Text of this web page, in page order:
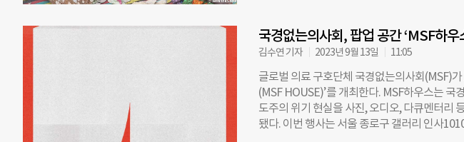
형두 국민의힘 의원, 강경숙 조국혁신당 의원,
국회·국제기구·시민사회·기업 함께 모였다 이
게이츠 재단·세계백신면역연합(GAVI)·유니
계식량계획(WFP)·전염병대비혁신연합
회·국제개발협력민간협의회(KCOC)·굿네이
런·월드비전·초록우산·컨선월드와이드한국
이 됐다. 이는 유엔이 수단에서 분쟁 피해 내역
수단에서 발생한 가장 기록적인 폭력이다. 아
고서의 숫자는 실제 수단 내 폭력의 극히 일부
되고 있다고 지적했다. 올 초 세이브더칠드런
단 아동 2명 중 1명은 전선에서 불과 5km 이내
고스란히 노출된다. 전체 2200만여명의 수단
적 지원이 필요하고, 1800만명은 학교에 못 간
국경없는의사회, 팝업 공간 ‘MSF하우
김수연 기자 2023년 9월 13일 11:05
글로벌 의료 구호단체 국경없는의사회(MSF)
(MSF HOUSE)’를 개최한다. MSF하우스는
도주의 위기 현실을 사진, 오디오, 다큐멘터리
됐다. 이번 행사는 서울 종로구 갤러리 인사